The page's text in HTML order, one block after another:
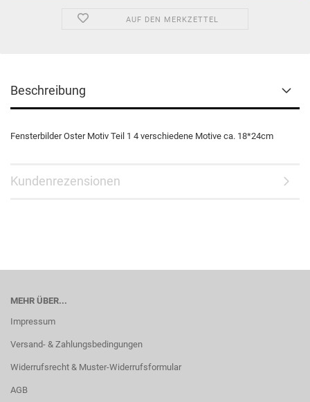
AUF DEN MERKZETTEL
Beschreibung
Fensterbilder Oster Motiv Teil 1 4 verschiedene Motive ca. 18*24cm
Kundenrezensionen
MEHR ÜBER...
Impressum
Versand- & Zahlungsbedingungen
Widerrufsrecht & Muster-Widerrufsformular
AGB